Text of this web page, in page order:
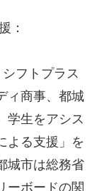
：
フトプラス
ィ商事、都城
学生をアシス
よる支援」を
城市は総務省
ーボードの関